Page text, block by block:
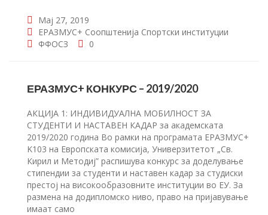
Мај 27, 2019
ЕРАЗМУС+ Соопштенија Спортски институции
ФФОСЗ
0
ЕРАЗМУС+ КОНКУРС – 2019/2020
АКЦИЈА 1: ИНДИВИДУАЛНА МОБИЛНОСТ ЗА
СТУДЕНТИ И НАСТАВЕН КАДАР за академската
2019/2020 година Во рамки на програмата ЕРАЗМУС+
K103 на Европската комисија, Универзитетот „Св.
Кирил и Методиј” распишува конкурс за доделување
стипендии за студенти и наставен кадар за студиски
престој на високообразовните институции во ЕУ. За
размена на додипломско ниво, право на пријавување
имаат само